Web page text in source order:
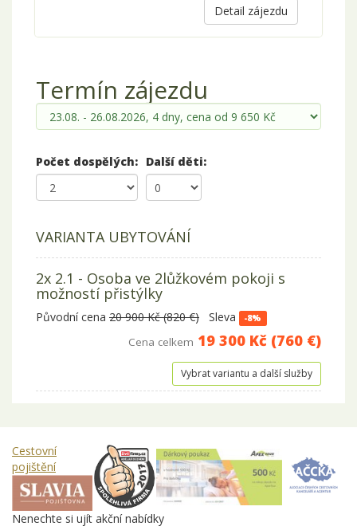
Detail zájezdu
Termín zájezdu
Počet dospělých: Další děti:
VARIANTA UBYTOVÁNÍ
2x 2.1 - Osoba ve 2lůžkovém pokoji s
možností přistýlky
Původní cena 20 900 Kč (820 €) Sleva -8%
Cena celkem 19 300 Kč (760 €)
Vybrat variantu a další služby
Cestovní
pojištění
Nenechte si ujít akční nabídky